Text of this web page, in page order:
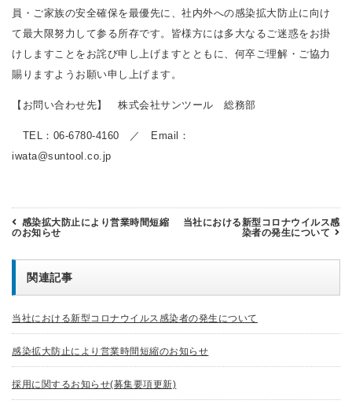
員・ご家族の安全確保を最優先に、社内外への感染拡大防止に向け
て最大限努力して参る所存です。皆様方には多大なるご迷惑をお掛
けしますことをお詫び申し上げますとともに、何卒ご理解・ご協力
賜りますようお願い申し上げます。
【お問い合わせ先】 株式会社サンツール 総務部
TEL：06-6780-4160 ／ Email：
iwata@suntool.co.jp
感染拡大防止により営業時間短縮
のお知らせ
当社における新型コロナウイルス感
染者の発生について
関連記事
当社における新型コロナウイルス感染者の発生について
感染拡大防止により営業時間短縮のお知らせ
採用に関するお知らせ(募集要項更新)